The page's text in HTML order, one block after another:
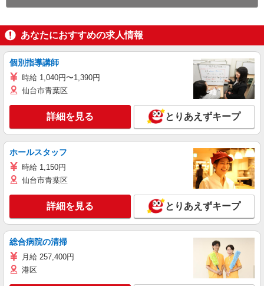
あなたにおすすめの求人情報
個別指導講師
時給 1,040円〜1,390円
仙台市青葉区
詳細を見る とりあえずキープ
ホールスタッフ
時給 1,150円
仙台市青葉区
詳細を見る とりあえずキープ
総合病院の清掃
月給 257,400円
港区